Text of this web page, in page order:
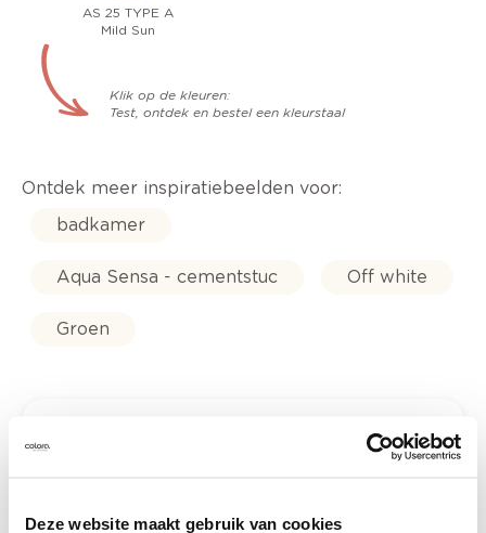
Deze website maakt gebruik van cookies
AS 25 TYPE A
Mild Sun
Klik op de kleuren:
Test, ontdek en bestel een kleurstaal
Ontdek meer inspiratiebeelden voor:
badkamer
Aqua Sensa - cementstuc Off white
Groen